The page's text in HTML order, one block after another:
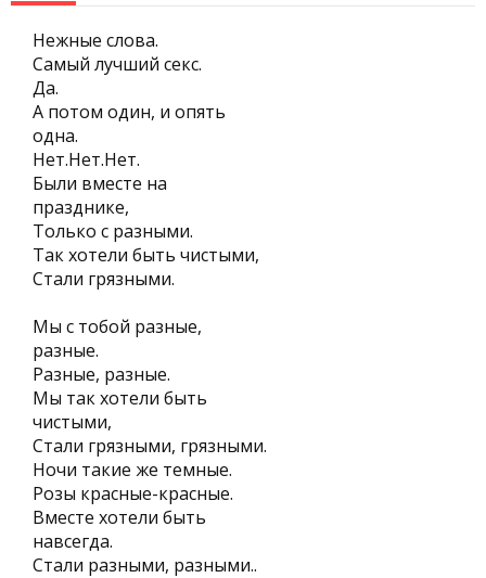
Нежные слова.
Самый лучший секс.
Да.
А потом один, и опять
одна.
Нет.Нет.Нет.
Были вместе на
празднике,
Только с разными.
Так хотели быть чистыми,
Стали грязными.
Мы с тобой разные,
разные.
Разные, разные.
Мы так хотели быть
чистыми,
Стали грязными, грязными.
Ночи такие же темные.
Розы красные-красные.
Вместе хотели быть
навсегда.
Стали разными, разными..